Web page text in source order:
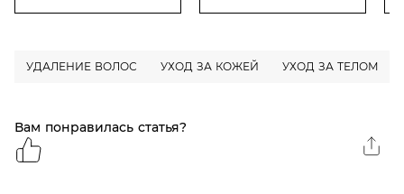
УДАЛЕНИЕ ВОЛОС УХОД ЗА КОЖЕЙ УХОД ЗА ТЕЛОМ
Вам понравилась статья?